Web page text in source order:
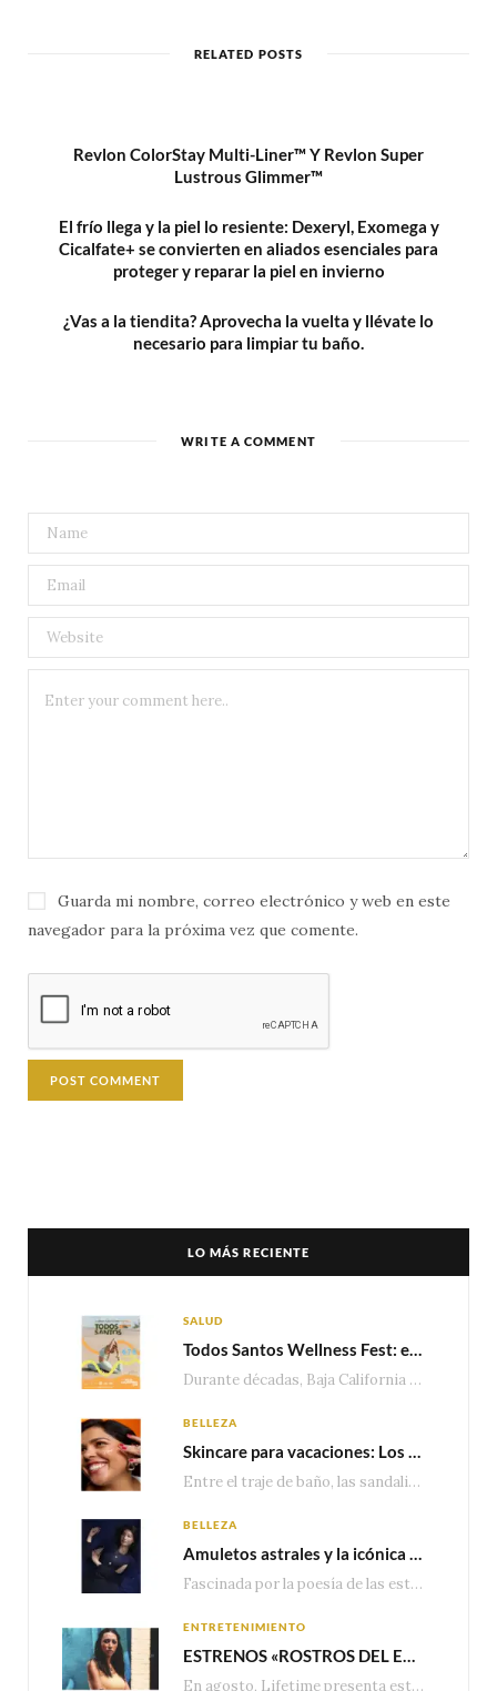
e
RELATED POSTS
Revlon ColorStay Multi-Liner™ Y Revlon Super
Lustrous Glimmer™
El frío llega y la piel lo resiente: Dexeryl, Exomega y
Cicalfate+ se convierten en aliados esenciales para
proteger y reparar la piel en invierno
¿Vas a la tiendita? Aprovecha la vuelta y llévate lo
necesario para limpiar tu baño.
WRITE A COMMENT
Guarda mi nombre, correo electrónico y web en este
navegador para la próxima vez que comente.
LO MÁS RECIENTE
SALUD
Todos Santos Wellness Fest: el evento de bienestar que está transformando a Baja California Sur en un nuevo referente para el turismo wellness
Durante décadas, Baja California Sur ha sido reconocido por sus playas, hoteles de lujo y…
BELLEZA
Skincare para vacaciones: Los do’s and dont’s para cuidar tu piel
Entre el traje de baño, las sandalias, los lentes de sol y los looks que…
BELLEZA
Amuletos astrales y la icónica colección Zodiaque de Van Cleef & Arpels
Fascinada por la poesía de las estrellas, la Maison Van Cleef & Arpels celebra la llegada de las…
ENTRETENIMIENTO
ESTRENOS «ROSTROS DEL ENGAÑO», ESPECIAL DE LIFETIME MOVIES DONDE NADA NI NADIE ES LO QUE PARECE
En agosto, Lifetime presenta estrenos exclusivos con historias donde las apariencias esconden los secretos más…